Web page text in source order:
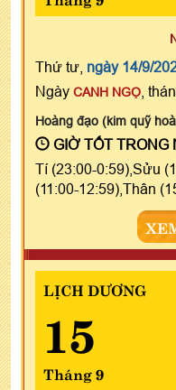
Thứ tư, ngày 14/9/
Ngày CANH NGỌ ,
Hoàng đạo (kim quỹ
GIỜ TỐT TRONG
Tí (23:00-0:59),Sửu
(11:00-12:59),Thân
LỊCH DƯƠNG
15
Tháng 9